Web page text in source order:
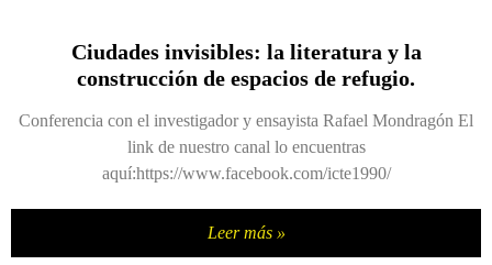
Ciudades invisibles: la literatura y la
construcción de espacios de refugio.
Conferencia con el investigador y ensayista Rafael Mondragón El
link de nuestro canal lo encuentras
aquí:https://www.facebook.com/icte1990/
Leer más »